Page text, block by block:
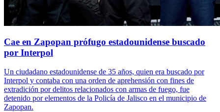
Cae en Zapopan prófugo estadounidense buscado
por Interpol
Un ciudadano estadounidense de 35 años, quien era buscado por
Interpol y contaba con una orden de aprehensión con fines de
extradición por delitos relacionados con armas de fuego, fue
detenido por elementos de la Policía de Jalisco en el municipio de
Zapopan.